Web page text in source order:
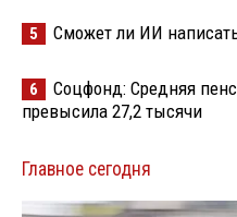
5 Сможет ли ИИ
6
Соцфонд: Средняя
превысила 27,2 тысячи
Главное сегодня